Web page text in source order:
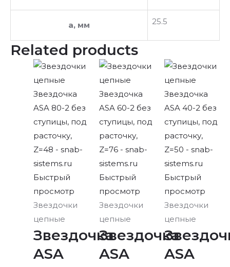
a, мм 25.5
Related products
Быстрый
просмотр
Звездочки
цепные
Звездочка
ASA
Быстрый
просмотр
Звездочки
цепные
Звездочка
ASA
Быстрый
просмотр
Звездочки
цепные
ASA